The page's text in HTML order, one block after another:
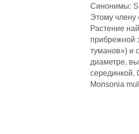
Синонимы:
Этому члену
Растение
прибрежной
туманов») и
диаметре,
серединкой.
Monsonia